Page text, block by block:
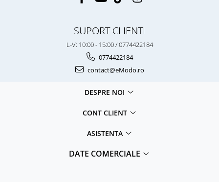
SUPORT CLIENTI
L-V: 10:00 - 15:00 / 0774422184
0774422184
contact@eModo.ro
DESPRE NOI
CONT CLIENT
ASISTENTA
DATE COMERCIALE